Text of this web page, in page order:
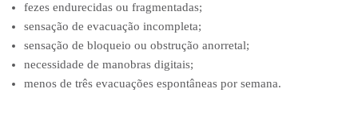
fezes endurecidas ou fragmentadas;
sensação de evacuação incompleta;
sensação de bloqueio ou obstrução anorretal;
necessidade de manobras digitais;
menos de três evacuações espontâneas por semana.